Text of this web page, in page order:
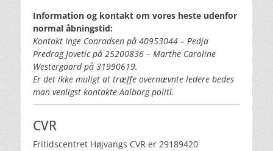
Information og kontakt om vores heste udenfor
normal åbningstid:
Kontakt Inge Conradsen på 40953044 – Pedja
Predrag Jovetic på 25200836 – Marthe Caroline
Westergaard på 31990619.
Er det ikke muligt at træffe overnævnte ledere bedes
man venligst kontakte Aalborg politi.
CVR
Fritidscentret Højvangs CVR er 29189420